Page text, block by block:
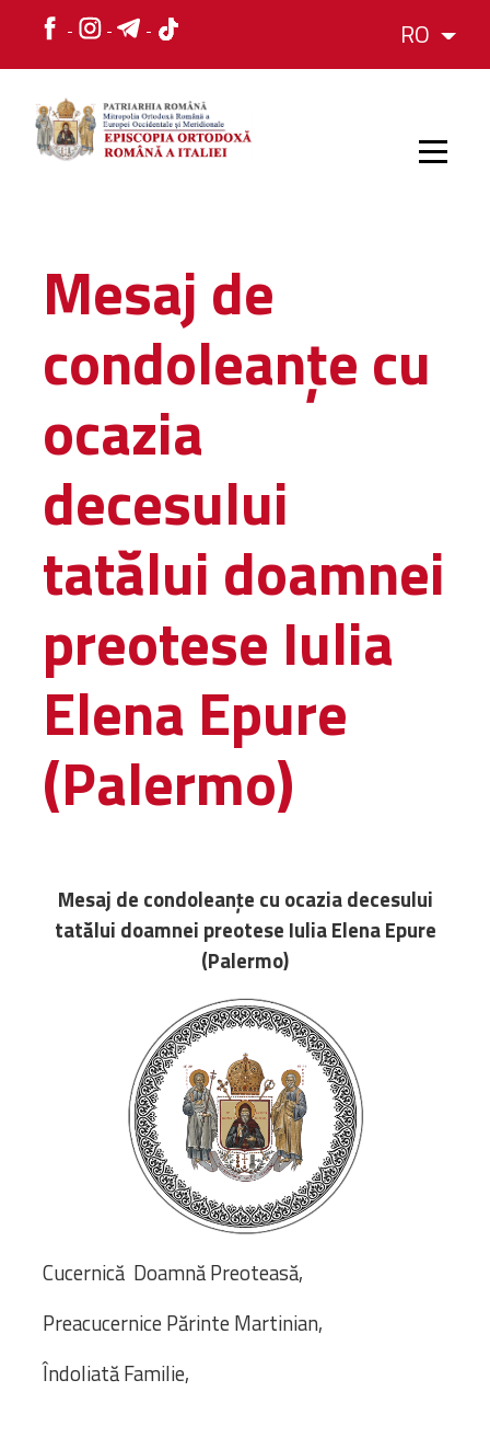
RO
ISTORIC
ORGANIZAREA
Structura
Administrativă
Mănăstiri,
biserici și
monumente
Diaconii
Asociații
Cimitire
Parohii
Comunicate de presă
Statutele și legile
Scrisori pastorale
Bibliotecă
Resurse multimedia
Opinii ortodoxe
Din viața „familiei”
diecezei
CSDE
Cuvântul Episcopului
Lectura Lunii
Prezentarea
Parohiilor
Mesaj de
condoleanţe cu
ocazia
decesului
tatălui doamnei
preotese Iulia
Elena Epure
(Palermo)
Mesaj de condoleanţe cu ocazia decesului
tatălui doamnei preotese Iulia Elena Epure
(Palermo)
Cucernică Doamnă Preoteasă,
Preacucernice Părinte Martinian,
Îndoliată Familie,